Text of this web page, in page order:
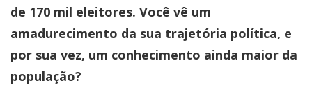
de 170 mil eleitores. Você vê um
amadurecimento da sua trajetória política, e
por sua vez, um conhecimento ainda maior da
população?